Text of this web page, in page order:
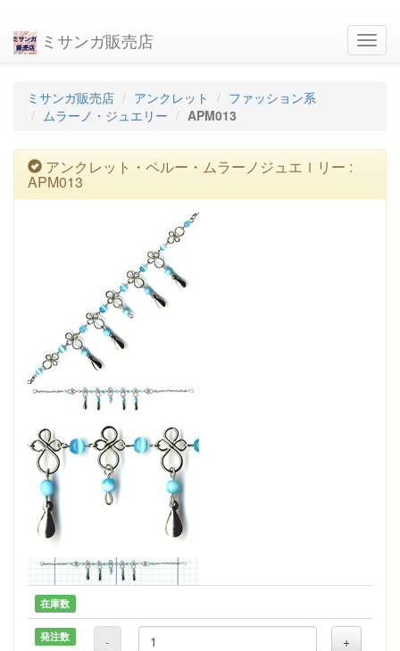
ミサンガ販売店
ミサンガ販売店 アンクレット
ファッション系
ムラーノ・ジュエリー
APM013
アンクレット・ペルー・ムラーノジュエｌリー :
APM013
在庫数
発注数 - +